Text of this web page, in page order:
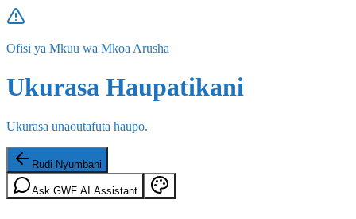
Ofisi ya Mkuu wa Mkoa Arusha
Ukurasa Haupatikani
Ukurasa unaoutafuta haupo.
Rudi Nyumbani
Ask GWF AI Assistant